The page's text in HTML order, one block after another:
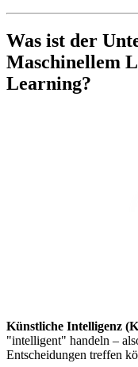
Was ist der
Maschinellem
Learning?
Künstliche Intelligenz
"intelligent" handeln –
Entscheidungen treffen